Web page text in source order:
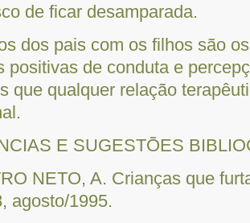
de ficar desamparada.
dos pais com os filhos são
positivas de conduta e
que qualquer relação
E SUGESTÕES
NETO, A. Crianças que
agosto/1995.